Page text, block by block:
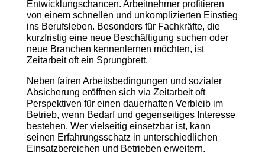
Entwicklungschancen. Arbeitnehmer profitieren
von einem schnellen und unkomplizierten Einstieg
ins Berufsleben. Besonders für Fachkräfte, die
kurzfristig eine neue Beschäftigung suchen oder
neue Branchen kennenlernen möchten, ist
Zeitarbeit oft ein Sprungbrett.
Neben fairen Arbeitsbedingungen und sozialer
Absicherung eröffnen sich via Zeitarbeit oft
Perspektiven für einen dauerhaften Verbleib im
Betrieb, wenn Bedarf und gegenseitiges Interesse
bestehen. Wer vielseitig einsetzbar ist, kann
seinen Erfahrungsschatz in unterschiedlichen
Einsatzbereichen und Betrieben erweitern.